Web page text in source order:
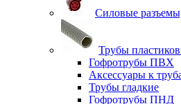
Силовые
Трубы
Гофротрубы ПВХ
Аксессуары к
Трубы гладкие
Гофротрубы ПНД